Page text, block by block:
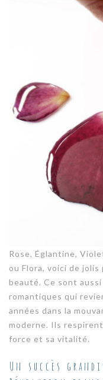
Rose, Églantine,
ou Flora, voici de
beauté. Ce sont
romantiques qui
années dans la
moderne. Ils
force et sa vitalité.
Un succès